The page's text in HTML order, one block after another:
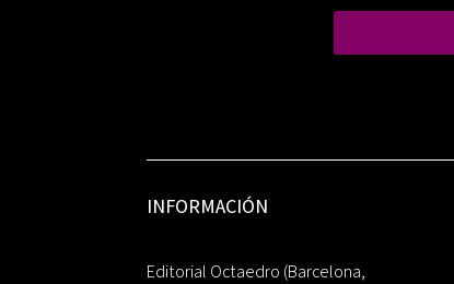
INFORMACIÓN
Editorial Octaedro (Barcelona,